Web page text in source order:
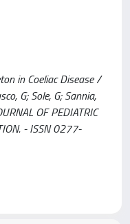
in Coeliac Disease /
G; Sole, G; Sannia,
OF PEDIATRIC
- ISSN 0277-